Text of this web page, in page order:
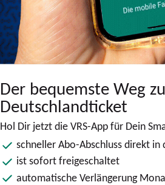
Der bequemste Weg
Deutschlandticket
Hol Dir jetzt die VRS-App für Dein
schneller Abo-Abschluss direkt in
ist sofort freigeschaltet
automatische Verlängerung